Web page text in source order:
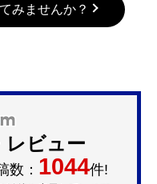
みませんか？
レビュー
数： 1044件!